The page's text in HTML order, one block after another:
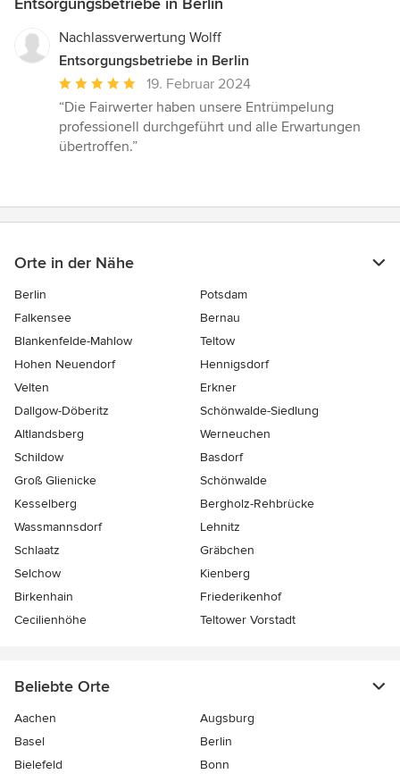
Nachlassverwertung Wolff
Entsorgungsbetriebe in Berlin
Durchschnittliche
Bewertung:
5
von
19. Februar 2024
“Die Fairwerter haben unsere Entrümpelung
professionell durchgeführt und alle Erwartungen
übertroffen.”
Orte in der Nähe
Berlin
Potsdam
Falkensee
Bernau
Blankenfelde-Mahlow
Teltow
Hohen Neuendorf
Hennigsdorf
Velten
Erkner
Dallgow-Döberitz
Schönwalde-Siedlung
Altlandsberg
Werneuchen
Schildow
Basdorf
Groß Glienicke
Schönwalde
Kesselberg
Bergholz-Rehbrücke
Wassmannsdorf
Lehnitz
Schlaatz
Gräbchen
Selchow
Kienberg
Birkenhain
Friederikenhof
Cecilienhöhe
Teltower Vorstadt
Beliebte Orte
Aachen
Augsburg
Basel
Berlin
Bielefeld
Bonn